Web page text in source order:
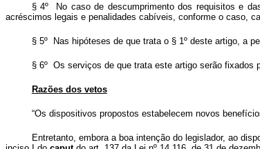
§ 4º No caso de descumprimento dos requisitos e
acréscimos legais e penalidades cabíveis, conforme o caso,
§ 5º Nas hipóteses de que trata o § 1º deste artigo, a
§ 6º Os serviços de que trata este artigo serão fixados
Razões dos vetos
“Os dispositivos propostos estabelecem novos
Entretanto, embora a boa intenção do legislador, ao